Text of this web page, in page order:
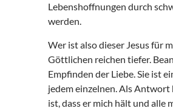
Lebenshoffnungen durch
werden.
Wer ist also dieser Jesus für
Göttlichen reichen tiefer.
Empfinden der Liebe. Sie ist
jedem einzelnen. Als Antwort
ist, dass er mich hält und